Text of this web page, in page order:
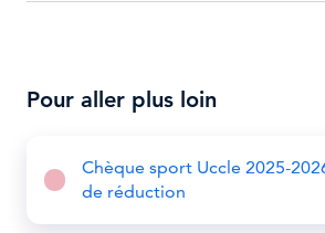
Pour aller plus loin
Chèque sport Uccle 2025-
de réduction